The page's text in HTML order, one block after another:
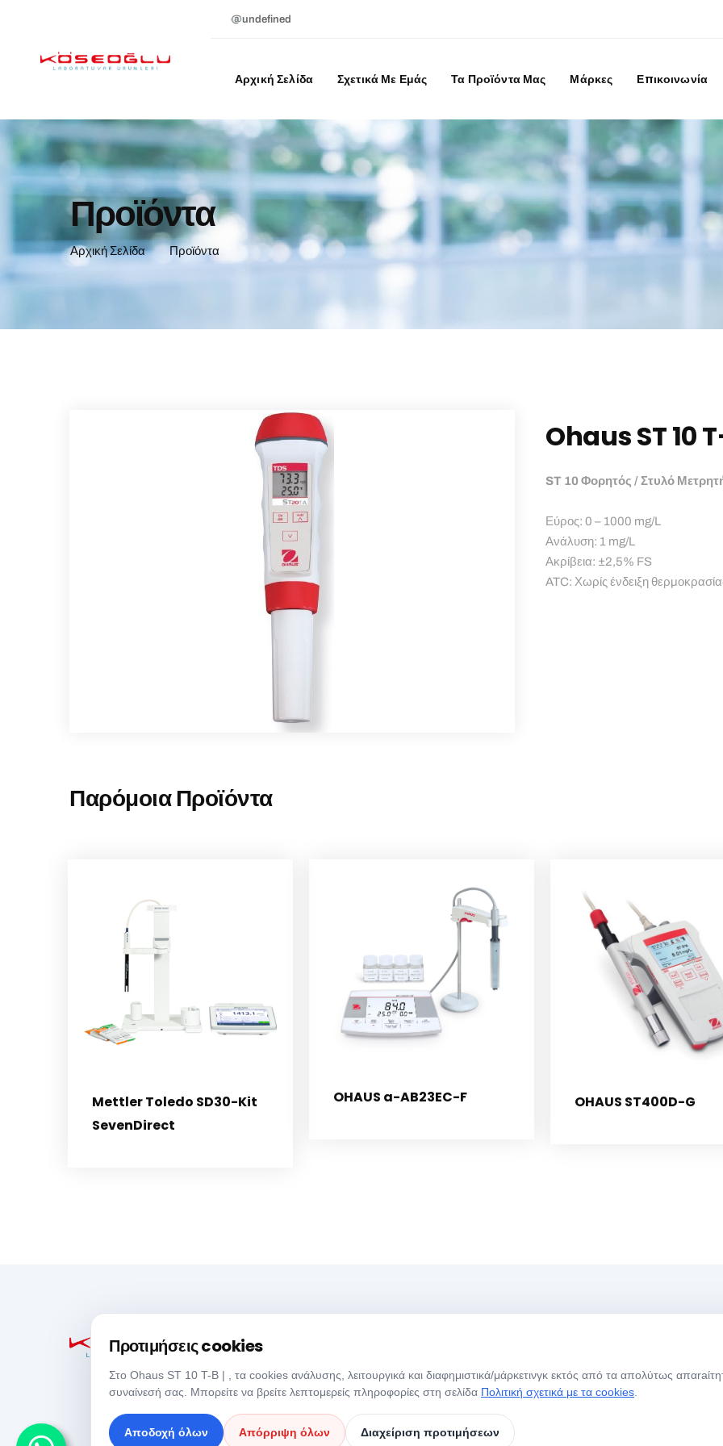
undefined
Αρχική Σελίδα Σχετικά Με Εμάς Τα Προϊόντα Μας Μάρκες Επικοινωνία
Προϊόντα
Αρχική Σελίδα Προϊόντα
Ohaus ST 10
ST 10 Φορητός / Στυλό
Εύρος: 0 – 1000 mg/L
Ανάλυση: 1 mg/L
Ακρίβεια: ±2,5% FS
ATC: Χωρίς ένδειξη
Παρόμοια Προϊόντα
Mettler Toledo SD30-Kit
SevenDirect
OHAUS a-AB23EC-F OHAUS ST400D-G
Αρχική Σελίδα Σχετικά με Εμάς
Τα Προϊόντα Μας
Προτιμήσεις cookies
Στο Ohaus ST 10 T-B | , τα cookies ανάλυσης, λειτουργικά και διαφημιστικά/μάρκετινγκ εκτός από τα απολύτως
συναίνεσή σας. Μπορείτε να βρείτε λεπτομερείς πληροφορίες στη σελίδα Πολιτική σχετικά με τα cookies
Αποδοχή όλων Απόρριψη όλων Διαχείριση προτιμήσεων